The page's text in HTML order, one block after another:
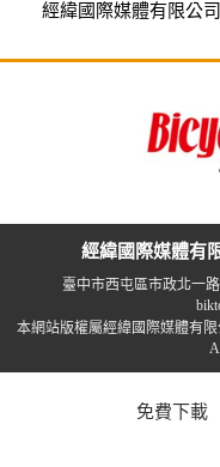
經緯國際媒體有限公
經緯國際媒體有
臺中市西屯區市政北一路
本網站版權屬經緯國際媒體有
免費下載